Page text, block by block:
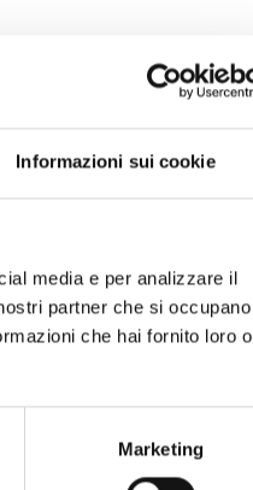
Informazioni sui cookie
media e per analizzare il
partner che si occupano
che hai fornito loro o
Marketing